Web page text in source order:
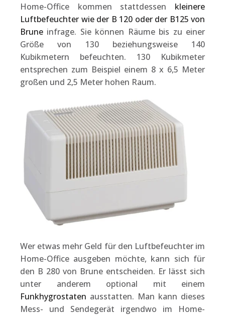
Home-Office kommen stattdessen kleinere
Luftbefeuchter wie der B 120 oder der B125 von
Brune infrage. Sie können Räume bis zu einer
Größe von 130 beziehungsweise 140
Kubikmetern befeuchten. 130 Kubikmeter
entsprechen zum Beispiel einem 8 x 6,5 Meter
großen und 2,5 Meter hohen Raum.
Wer etwas mehr Geld für den Luftbefeuchter im
Home-Office ausgeben möchte, kann sich für
den B 280 von Brune entscheiden. Er lässt sich
unter anderem optional mit einem
Funkhygrostaten ausstatten. Man kann dieses
Mess- und Sendegerät irgendwo im Home-